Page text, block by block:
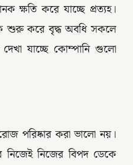
ক্ষতি করে যাচ্ছে প্রত্যহ।
শুরু করে বৃদ্ধ অবধি সকলে
যাচ্ছে কোম্পানি গুলো
পরিষ্কার করা ভালো নয়।
নিজেই নিজের বিপদ ডেকে